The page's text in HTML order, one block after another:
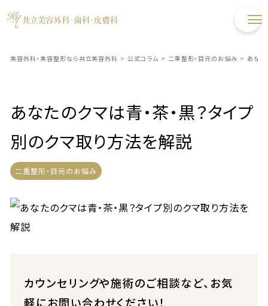
美容外科・美容整形なら共立美容外科 > 公式コラム > 二重整形・目元のお悩み > あなた
あなたのクマは青・茶・黒？タイプ
別のクマ取り方法を解説
二重整形・目元のお悩み
カウンセリングや施術のご相談など、お気
軽にお問い合わせください！